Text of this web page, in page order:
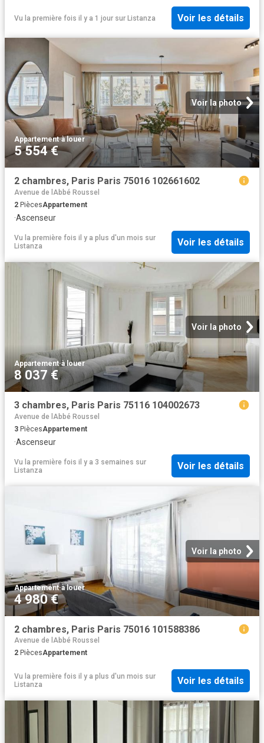
Vu la première fois il y a 1 jour sur Listanza Voir les détails
Voir la photo
Appartement·à louer
5 554 €
2 chambres, Paris Paris 75016 102661602
Avenue de lAbbé Roussel
2 PiècesAppartement
·Ascenseur
Vu la première fois il y a plus d'un mois sur
Listanza
Voir les détails
Voir la photo
Appartement·à louer
8 037 €
3 chambres, Paris Paris 75116 104002673
Avenue de lAbbé Roussel
3 PiècesAppartement
·Ascenseur
Vu la première fois il y a 3 semaines sur
Listanza
Voir les détails
Voir la photo
Appartement·à louer
4 980 €
2 chambres, Paris Paris 75016 101588386
Avenue de lAbbé Roussel
2 PiècesAppartement
Vu la première fois il y a plus d'un mois sur
Listanza
Voir les détails